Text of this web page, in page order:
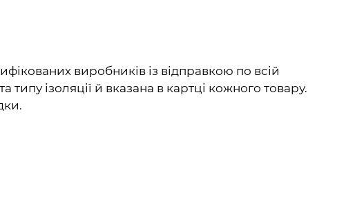
виробників із відправкою по всій
ізоляції й вказана в картці кожного товару.